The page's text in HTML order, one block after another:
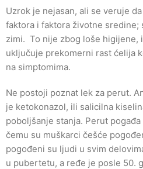
Uzrok je nejasan, ali se veruje
faktora i faktora životne sredine;
zimi. To nije zbog loše higijene,
uključuje prekomerni rast ćelija
na simptomima.
Ne postoji poznat lek za perut.
je ketokonazol, ili salicilna
poboljšanje stanja. Perut
čemu su muškarci češće
pogođeni su ljudi u svim
u pubertetu, a ređe je posle 50.